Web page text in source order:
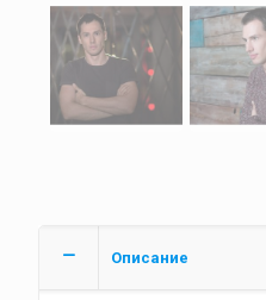
Описание